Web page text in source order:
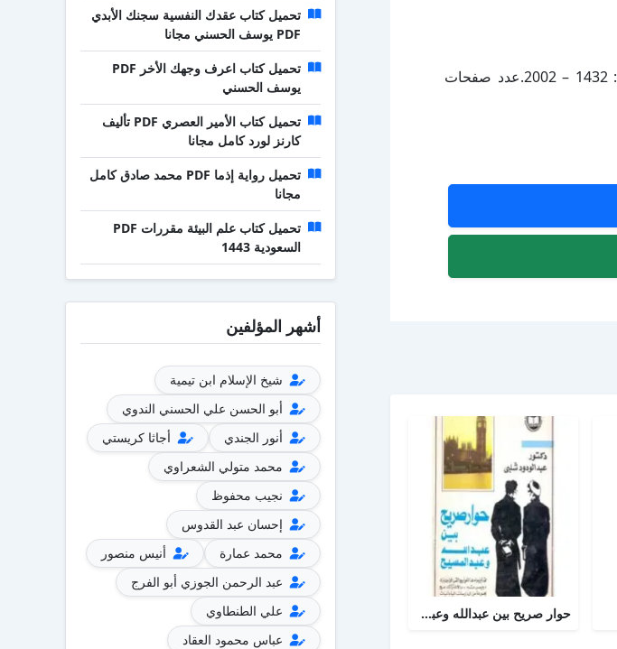
الناشر للكتاب: دار الأعلام – الأردن.مجلدات بعدد: 1.السنة التي نشر فيها الكتاب: 1432 – 2002.عدد صفحات
حوار صريح بين عبدالله وعبدالمسيح
تحميل كتاب عقدك النفسية سجنك الأبدي
PDF يوسف الحسني مجانا
تحميل كتاب اعرف وجهك الأخر PDF
يوسف الحسني
تحميل كتاب الأمير العصري PDF تأليف
كارنز لورد كامل مجانا
تحميل رواية إذما PDF محمد صادق كامل
مجانا
تحميل كتاب علم البيئة مقررات PDF
السعودية 1443
أشهر المؤلفين
شيخ الإسلام ابن تيمية
أبو الحسن علي الحسني الندوي
أنور الجندي
أجاثا كريستي
محمد متولي الشعراوي
نجيب محفوظ
إحسان عبد القدوس
محمد عمارة
أنيس منصور
عبد الرحمن الجوزي أبو الفرج
علي الطنطاوي
عباس محمود العقاد